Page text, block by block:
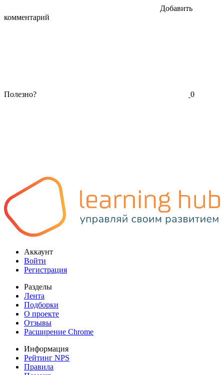
Добавить
комментарий
Полезно? 0
Аккаунт
Войти
Регистрация
Разделы
Лента
Подборки
О проекте
Отзывы
Расширение Chrome
Информация
Рейтинг NPS
Правила